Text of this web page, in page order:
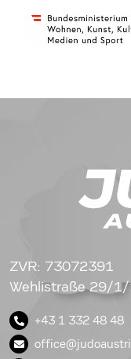
ZVR: 73072391
Wehlistraße 29/
+43 1 332 48 48